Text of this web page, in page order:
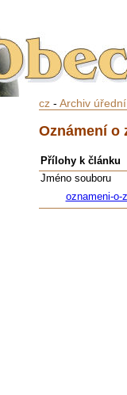
cz- Archiv
Oznámení o
Přílohy k článku
Jméno souboru
oznameni-o-